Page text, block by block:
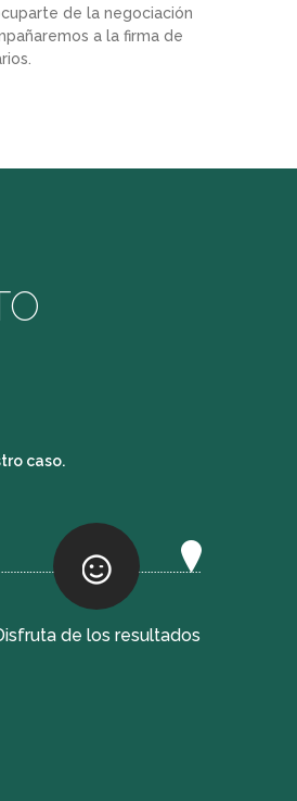
de la negociación
a la firma de
caso.
de los resultados